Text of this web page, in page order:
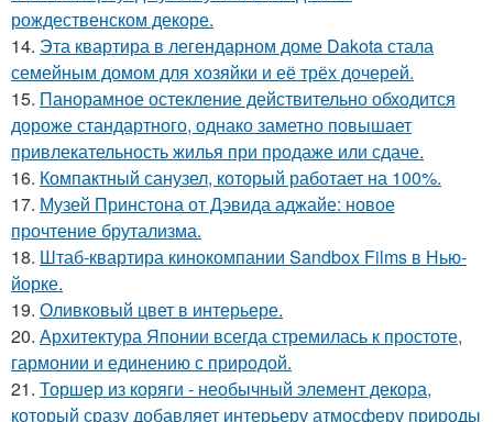
рождественском декоре.
14. Эта квартира в легендарном доме Dakota стала
семейным домом для хозяйки и её трёх дочерей.
15. Панорамное остекление действительно обходится
дороже стандартного, однако заметно повышает
привлекательность жилья при продаже или сдаче.
16. Компактный санузел, который работает на 100%.
17. Музей Принстона от Дэвида аджайе: новое
прочтение брутализма.
18. Штаб-квартира кинокомпании Sandbox Films в Нью-
йорке.
19. Оливковый цвет в интерьере.
20. Архитектура Японии всегда стремилась к простоте,
гармонии и единению с природой.
21. Торшер из коряги - необычный элемент декора,
который сразу добавляет интерьеру атмосферу природы